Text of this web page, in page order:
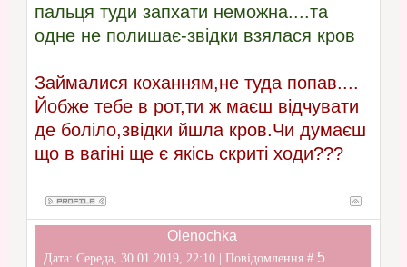
пальця туди запхати неможна....та
одне не полишає-звідки взялася кров
Займалися коханням,не туда попав....
Йобже тебе в рот,ти ж маєш відчувати
де боліло,звідки йшла кров.Чи думаєш
що в вагіні ще є якісь скриті ходи???
Olenochka
Дата: Середа, 30.01.2019, 22:10 | Повідомлення # 5